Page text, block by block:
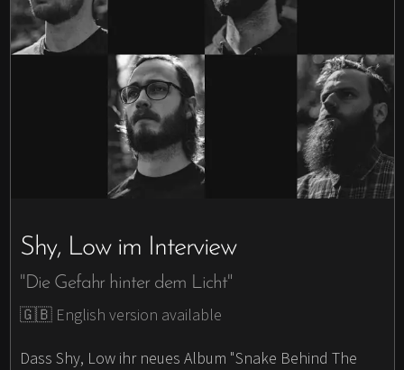
Shy, Low im Interview
"Die Gefahr hinter dem Licht"
🇬🇧 English version available
Dass Shy, Low ihr neues Album "Snake Behind The